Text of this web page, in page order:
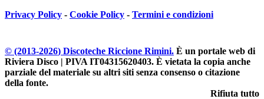
Privacy Policy - Cookie Policy - Termini e condizioni
© (2013-2026) Discoteche Riccione Rimini. È un portale web di
Riviera Disco | PIVA IT04315620403. È vietata la copia anche
parziale del materiale su altri siti senza consenso o citazione
della fonte.
Rifiuta tutto